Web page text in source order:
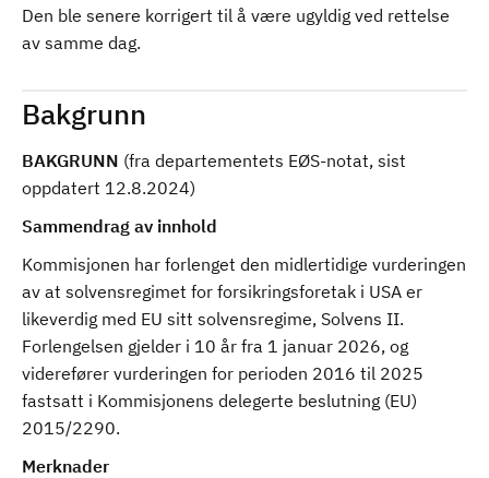
Den ble senere korrigert til å være ugyldig ved rettelse
av samme dag.
Bakgrunn
BAKGRUNN (fra departementets EØS-notat, sist
oppdatert 12.8.2024)
Sammendrag av innhold
Kommisjonen har forlenget den midlertidige vurderingen
av at solvensregimet for forsikringsforetak i USA er
likeverdig med EU sitt solvensregime, Solvens II.
Forlengelsen gjelder i 10 år fra 1 januar 2026, og
viderefører vurderingen for perioden 2016 til 2025
fastsatt i Kommisjonens delegerte beslutning (EU)
2015/2290.
Merknader